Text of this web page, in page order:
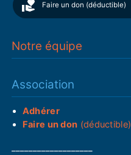
Faire un don (déductible)
Notre équipe
Association
Adhérer
Faire un don (déductible)